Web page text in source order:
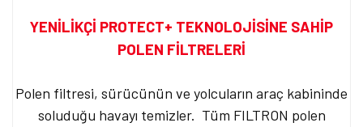
YENİLİKÇİ PROTECT+ TEKNOLOJİSİNE SAHİP
POLEN FİLTRELERİ
Polen filtresi, sürücünün ve yolcuların araç kabininde
soluduğu havayı temizler. Tüm FILTRON polen